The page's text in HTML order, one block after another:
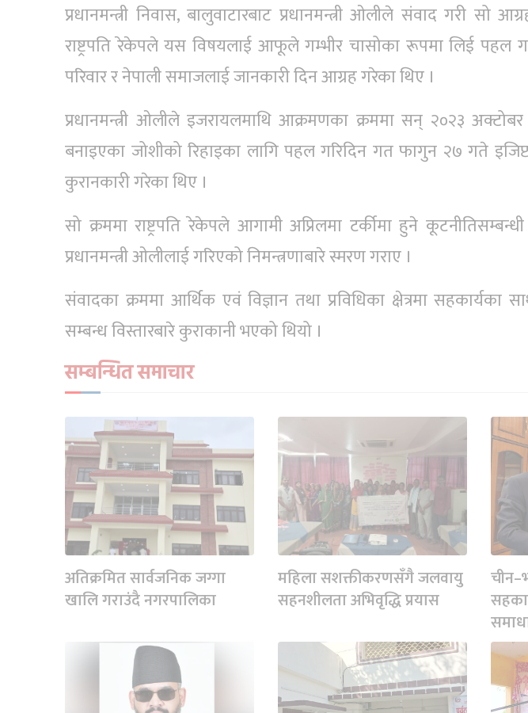
प्रधानमन्त्री निवास, बालुवाटारबाट प्रधानमन्त्री ओलीले संवाद गरी सो
राष्ट्रपति रेकेपले यस विषयलाई आफूले गम्भीर चासोका रूपमा लिई पहल
परिवार र नेपाली समाजलाई जानकारी दिन आग्रह गरेका थिए ।
प्रधानमन्त्री ओलीले इजरायलमाथि आक्रमणका क्रममा सन् २०२३
बनाइएका जोशीको रिहाइका लागि पहल गरिदिन गत फागुन २७ गते
कुरानकारी गरेका थिए ।
सो क्रममा राष्ट्रपति रेकेपले आगामी अप्रिलमा टर्कीमा हुने
प्रधानमन्त्री ओलीलाई गरिएको निमन्त्रणाबारे स्मरण गराए ।
संवादका क्रममा आर्थिक एवं विज्ञान तथा प्रविधिका क्षेत्रमा सहकार्यका
सम्बन्ध विस्तारबारे कुराकानी भएको थियो ।
सम्बन्धित समाचार
अतिक्रमित सार्वजनिक जग्गा
खालि गराउंदै नगरपालिका
महिला सशक्तीकरणसँगै जलवायु
सहनशीलता अभिवृद्धि प्रयास